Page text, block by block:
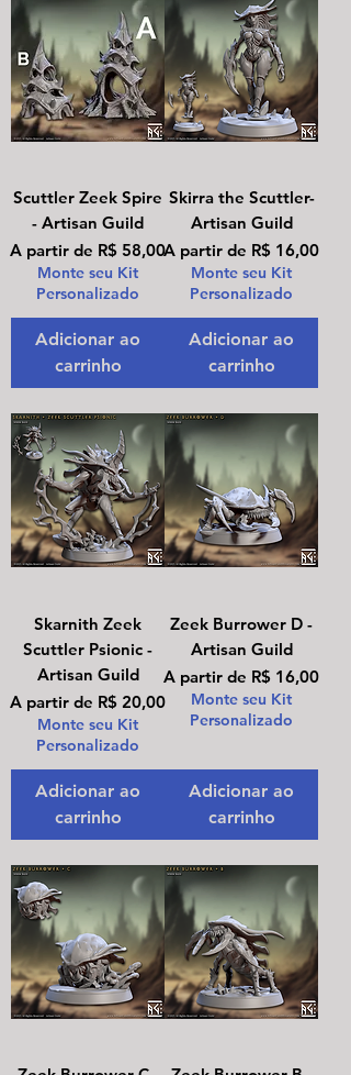
Scuttler Zeek Spire
- Artisan Guild
A partir de R$ 58,00
Preço promocional
Monte seu Kit
Personalizado
Adicionar ao
carrinho
Skirra the Scuttler-
Artisan Guild
A partir de R$ 16,00
Preço promocional
Monte seu Kit
Personalizado
Adicionar ao
carrinho
Skarnith Zeek
Scuttler Psionic -
Artisan Guild
A partir de R$ 20,00
Preço promocional
Monte seu Kit
Personalizado
Adicionar ao
carrinho
Zeek Burrower D -
Artisan Guild
A partir de R$ 16,00
Preço promocional
Monte seu Kit
Personalizado
Adicionar ao
carrinho